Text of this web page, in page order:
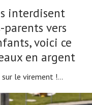
interdisent
parents vers
voici ce
en argent
le virement !...